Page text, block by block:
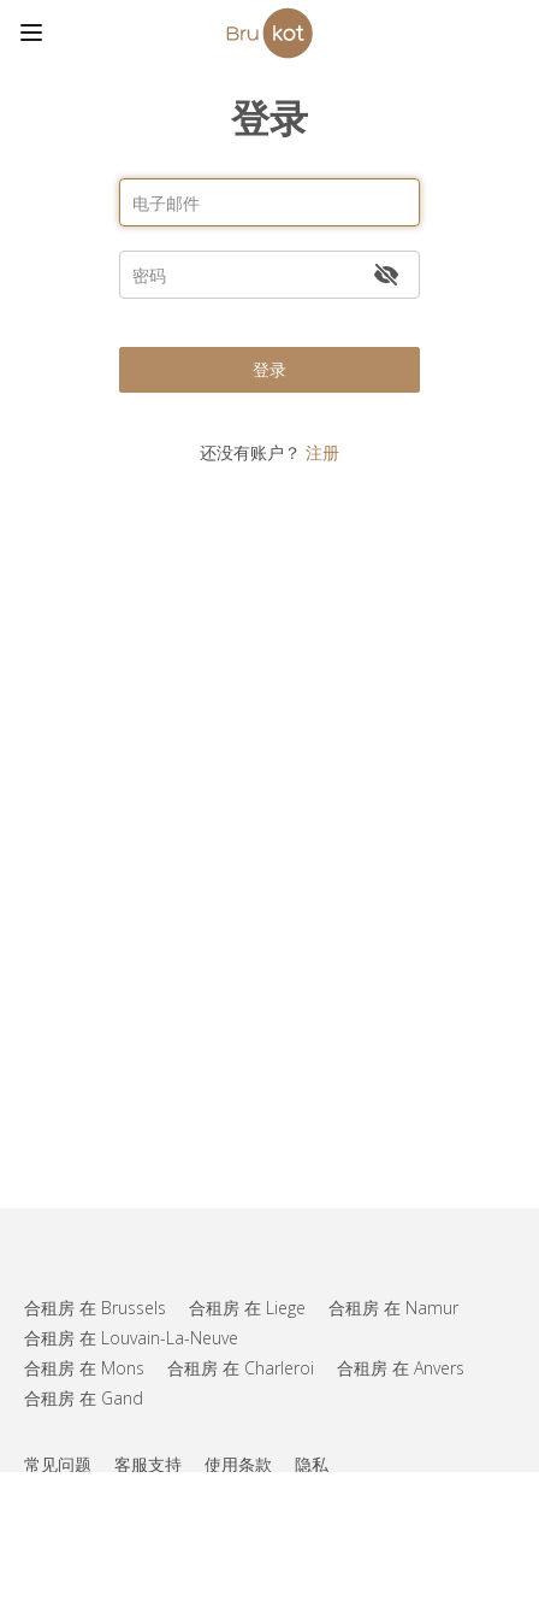
登录
登录
还没有账户？ 注册
合租房 在 Brussels 合租房 在 Liege
合租房 在 Namur
合租房 在 Louvain-La-Neuve
合租房 在 Mons
合租房 在 Charleroi
合租房 在 Anvers
合租房 在 Gand
常见问题 客服支持 使用条款 隐私